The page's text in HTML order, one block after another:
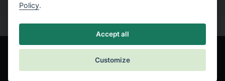
Policy.
Accept all
Customize